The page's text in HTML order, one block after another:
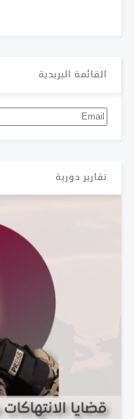
القائمة البريدية
تقارير دورية